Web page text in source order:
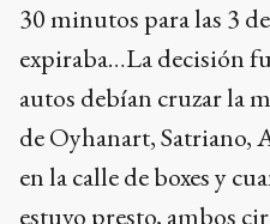
30 minutos para las 3
expiraba…La decisión
autos debían cruzar la
de Oyhanart, Satriano,
en la calle de boxes y
estuvo presto, ambos